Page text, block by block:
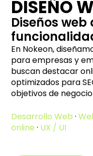
DISEÑO
Diseños
En Nokeon,
para empresas y
buscan destacar
optimizados para
objetivos de negocio.
Desarrollo Web ·
online · UX / UI